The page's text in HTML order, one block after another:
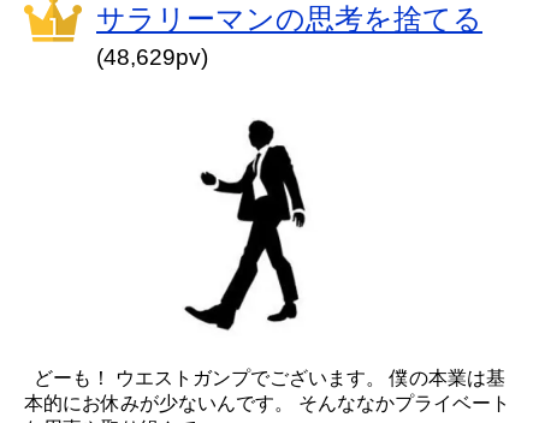
サラリーマンの思考を捨てる
(48,629pv)
どーも！ ウエストガンプでございます。 僕の本業は基
本的にお休みが少ないんです。 そんななかプライベート